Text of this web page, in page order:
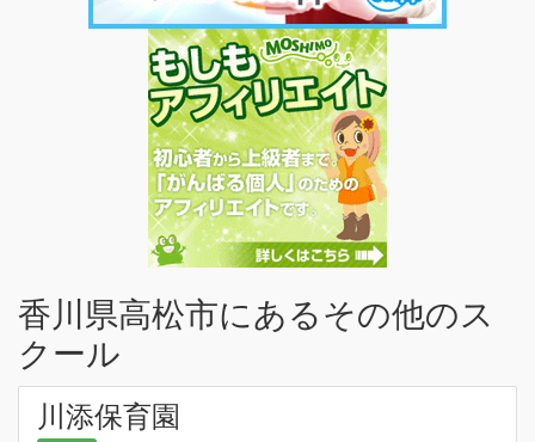
香川県高松市にあるその他のス
クール
川添保育園